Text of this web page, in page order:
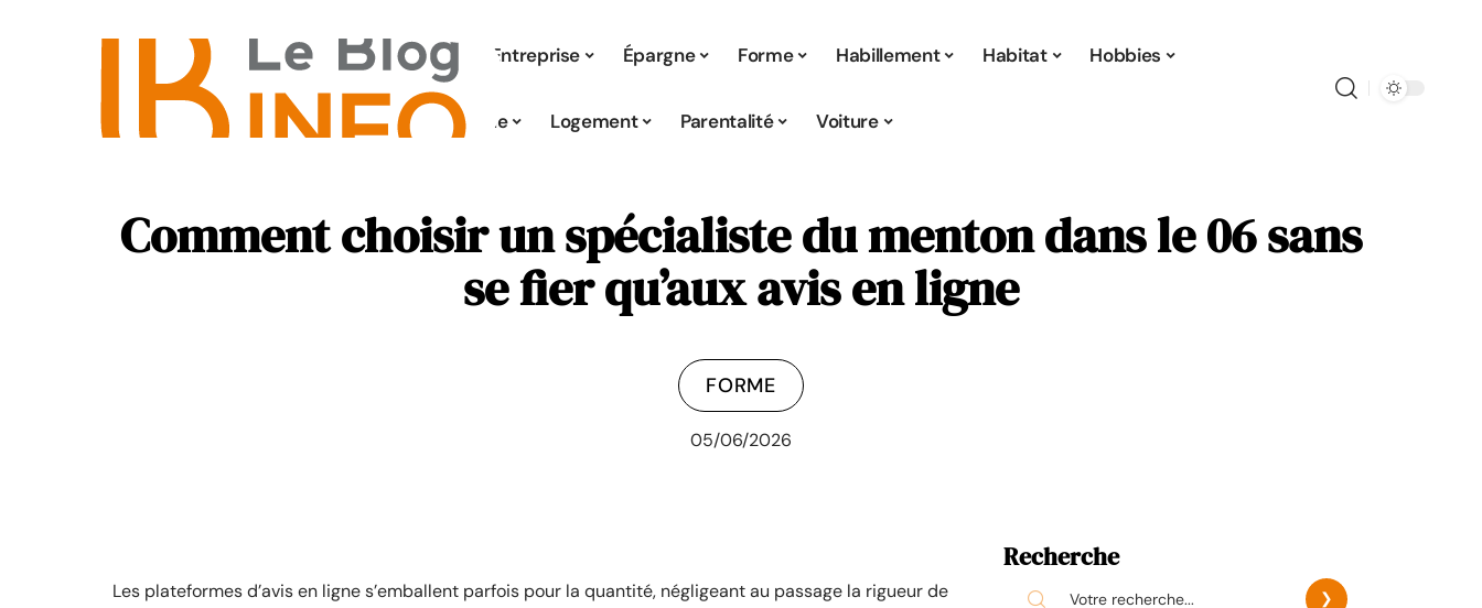
Actus Entreprise Épargne Forme Habillement Habitat Hobbies
Informatique Logement Parentalité Voiture
Comment choisir un spécialiste du menton dans le 06 sans
se fier qu’aux avis en ligne
FORME
05/06/2026
Les plateformes d’avis en ligne s’emballent parfois pour la quantité, négligeant au passage la rigueur de
Recherche